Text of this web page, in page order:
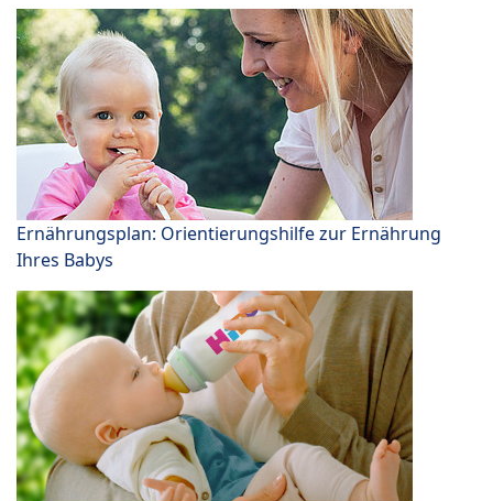
Ernährungsplan: Orientierungshilfe zur Ernährung
Ihres Babys